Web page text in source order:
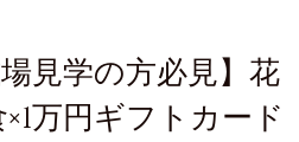
見学の方必見】花
万円ギフトカード